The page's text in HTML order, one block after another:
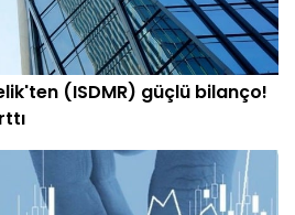
(ISDMR) güçlü bilanço!